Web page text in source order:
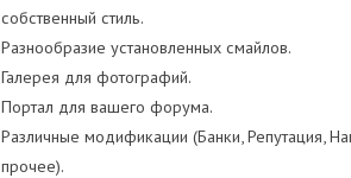
собственный стиль.
Разнообразие установленных смайлов.
Галерея для фотографий.
Портал для вашего форума.
Различные модификации (Банки, Репутация,
прочее).